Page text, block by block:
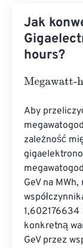
Jak
hours?
Megawatt-
Aby
zależność
GeV na
1,602176634
konkretną
GeV przez